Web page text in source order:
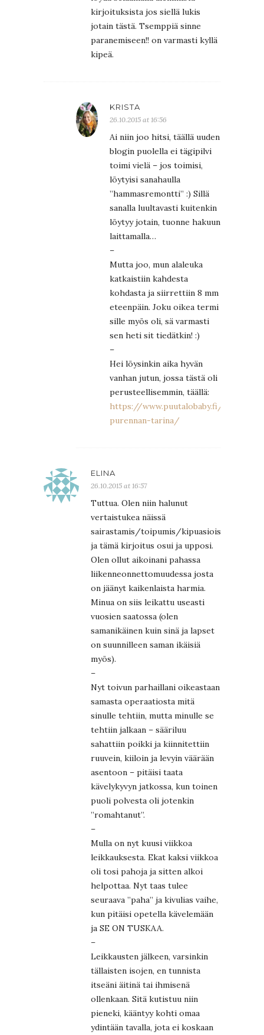
kirjoituksista jos siellä lukis
jotain tästä. Tsemppiä sinne
paranemiseen!! on varmasti kyllä
kipeä.
KRISTA
26.10.2015 at 16:56
Ai niin joo hitsi, täällä uuden
blogin puolella ei tägipilvi
toimi vielä – jos toimisi,
löytyisi sanahaulla
”hammasremontti” :) Sillä
sanalla luultavasti kuitenkin
löytyy jotain, tuonne hakuun
laittamalla…
–
Mutta joo, mun alaleuka
katkaistiin kahdesta
kohdasta ja siirrettiin 8 mm
eteenpäin. Joku oikea termi
sille myös oli, sä varmasti
sen heti sit tiedätkin! :)
–
Hei löysinkin aika hyvän
vanhan jutun, jossa tästä oli
perusteellisemmin, täällä:
https://www.puutalobaby.fi/eraan-
purennan-tarina/
ELINA
26.10.2015 at 16:57
Tuttua. Olen niin halunut
vertaistukea näissä
sairastamis/toipumis/kipuasioissa,
ja tämä kirjoitus osui ja upposi.
Olen ollut aikoinani pahassa
liikenneonnettomuudessa josta
on jäänyt kaikenlaista harmia.
Minua on siis leikattu useasti
vuosien saatossa (olen
samanikäinen kuin sinä ja lapset
on suunnilleen saman ikäisiä
myös).
–
Nyt toivun parhaillani oikeastaan
samasta operaatiosta mitä
sinulle tehtiin, mutta minulle se
tehtiin jalkaan – sääriluu
sahattiin poikki ja kiinnitettiin
ruuvein, kiiloin ja levyin väärään
asentoon – pitäisi taata
kävelykyvyn jatkossa, kun toinen
puoli polvesta oli jotenkin
”romahtanut”.
–
Mulla on nyt kuusi viikkoa
leikkauksesta. Ekat kaksi viikkoa
oli tosi pahoja ja sitten alkoi
helpottaa. Nyt taas tulee
seuraava ”paha” ja kivulias vaihe,
kun pitäisi opetella kävelemään
ja SE ON TUSKAA.
–
Leikkausten jälkeen, varsinkin
tällaisten isojen, en tunnista
itseäni äitinä tai ihmisenä
ollenkaan. Sitä kutistuu niin
pieneki, kääntyy kohti omaa
ydintään tavalla, jota ei koskaan